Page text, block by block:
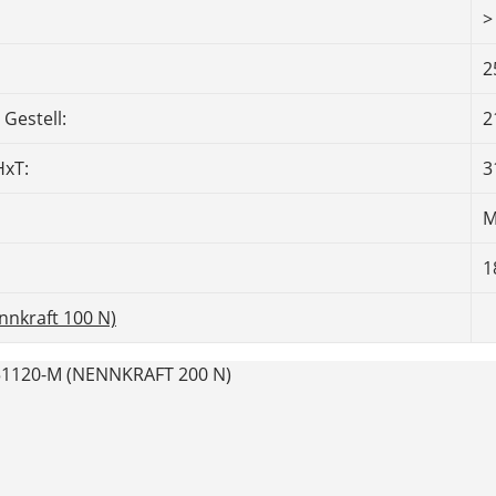
100 N)
M (NENNKRAFT 200 N)